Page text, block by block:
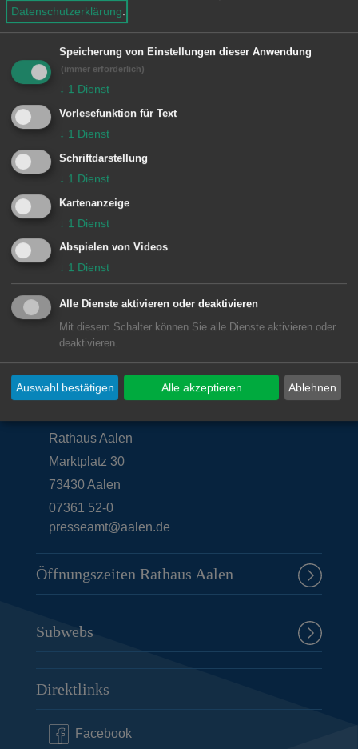
Weitere Inhalte
Aufgabengebiet
7 Gründe einen Freiwilligendienst zu
leisten
Erfahrungsberichte
zurück zum Hauptartikel
Unsere Anschrift
Rathaus Aalen
Marktplatz 30
73430Aalen
07361 52-0
presseamt@aalen.de
Öffnungszeiten Rathaus Aalen
Subwebs
Direktlinks
Facebook
Datenschutzerklärung.
Speicherung von Einstellungen dieser Anwendung
(immer erforderlich)
↓ 1 Dienst
Vorlesefunktion für Text
↓ 1 Dienst
Schriftdarstellung
↓ 1 Dienst
Kartenanzeige
↓ 1 Dienst
Abspielen von Videos
↓ 1 Dienst
Alle Dienste aktivieren oder deaktivieren
Mit diesem Schalter können Sie alle Dienste aktivieren oder
deaktivieren.
Ablehnen
Auswahl bestätigen Alle akzeptieren